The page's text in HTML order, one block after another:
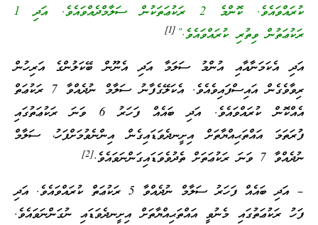
ކުރައްވައެވެ. ކޮންމެ 2 ރަކުޢަތަކުން ސަލާމްދެއްވައެވެ. އަދި 1
ރަކުޢަތުން ވިތުރި ކުރައްވައެވެ.” [1]
އަދި އެކަމަނާއާއި އުންމު ސަލަމާ އަދި އެނޫން ބޭކަލުންގެ އަރިހުން
ރިވާވެގެން އައިސްފައިވެއެވެ. އެކަލޭގެފާނު ސަލާމް ނުދެއްވާ 7 ރަކުޢަތް
އެއްކޮން ކުރައްވައެވެ. އަދި ބައެއް ފަހަރު 6 ވަނަ ރަކުޢަތުގައި
ފުރަތަމަ އައްތަޙިއްޔާތަށް އިށީނދެވަޑައިގެން އިންނެވުމަށްފަހު، ސަލާމް
ނުދެއްވާ 7 ވަނަ ރަކުޢަތަށް ތެދުވެވަޑައިގަންނަވައެވެ.
[2]
– އަދި ބައެއް ފަހަރު ސަލާމް ނުދެއްވާ 5 ރަކުޢަތް ކުރައްވައެވެ. އަދި
ފަހު ރަކުޢަތުގައި މެނުވީ އައްތަޙިއްޔާތަށް އިށީނދެވަޑައި ނުގަންނަވައެވެ.